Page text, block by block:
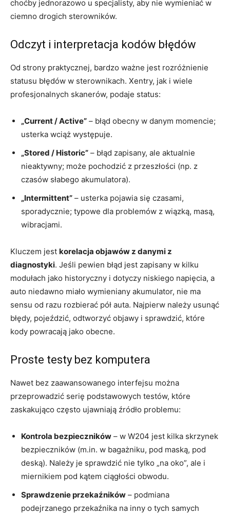
choćby jednorazowo u specjalisty, aby nie wymieniać w
ciemno drogich sterowników.
Odczyt i interpretacja kodów błędów
Od strony praktycznej, bardzo ważne jest rozróżnienie
statusu błędów w sterownikach. Xentry, jak i wiele
profesjonalnych skanerów, podaje status:
„Current / Active” – błąd obecny w danym momencie;
usterka wciąż występuje.
„Stored / Historic” – błąd zapisany, ale aktualnie
nieaktywny; może pochodzić z przeszłości (np. z
czasów słabego akumulatora).
„Intermittent” – usterka pojawia się czasami,
sporadycznie; typowe dla problemów z wiązką, masą,
wibracjami.
Kluczem jest korelacja objawów z danymi z
diagnostyki. Jeśli pewien błąd jest zapisany w kilku
modułach jako historyczny i dotyczy niskiego napięcia, a
auto niedawno miało wymieniany akumulator, nie ma
sensu od razu rozbierać pół auta. Najpierw należy usunąć
błędy, pojeździć, odtworzyć objawy i sprawdzić, które
kody powracają jako obecne.
Proste testy bez komputera
Nawet bez zaawansowanego interfejsu można
przeprowadzić serię podstawowych testów, które
zaskakująco często ujawniają źródło problemu:
Kontrola bezpieczników – w W204 jest kilka skrzynek
bezpieczników (m.in. w bagażniku, pod maską, pod
deską). Należy je sprawdzić nie tylko „na oko”, ale i
miernikiem pod kątem ciągłości obwodu.
Sprawdzenie przekaźników – podmiana
podejrzanego przekaźnika na inny o tych samych